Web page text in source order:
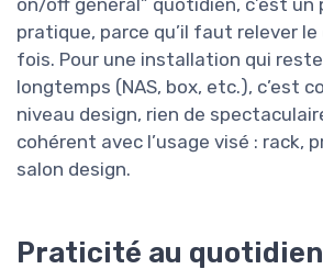
pratique, parce qu’il faut relever le
fois. Pour une installation qui
longtemps (NAS, box, etc.), c’est
niveau design, rien de
cohérent avec l’usage visé : rack,
salon design.
Praticité au